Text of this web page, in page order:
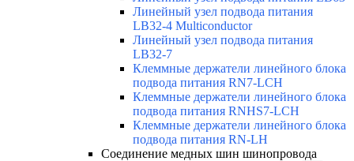
Линейный узел подвода питания
LB32-4 Multiconductor
Линейный узел подвода питания
LB32-7
Клеммные держатели линейного блока
подвода питания RN7-LCH
Клеммные держатели линейного блока
подвода питания RNHS7-LCH
Клеммные держатели линейного блока
подвода питания RN-LH
Соединение медных шин шинопровода